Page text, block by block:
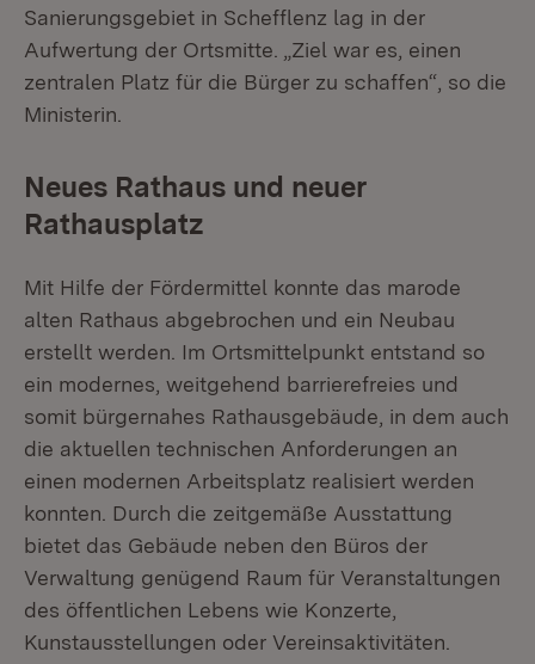
Sanierungsgebiet in Schefflenz lag in der
Aufwertung der Ortsmitte. „Ziel war es, einen
zentralen Platz für die Bürger zu schaffen“, so die
Ministerin.
Neues Rathaus und neuer
Rathausplatz
Mit Hilfe der Fördermittel konnte das marode
alten Rathaus abgebrochen und ein Neubau
erstellt werden. Im Ortsmittelpunkt entstand so
ein modernes, weitgehend barrierefreies und
somit bürgernahes Rathausgebäude, in dem auch
die aktuellen technischen Anforderungen an
einen modernen Arbeitsplatz realisiert werden
konnten. Durch die zeitgemäße Ausstattung
bietet das Gebäude neben den Büros der
Verwaltung genügend Raum für Veranstaltungen
des öffentlichen Lebens wie Konzerte,
Kunstausstellungen oder Vereinsaktivitäten.